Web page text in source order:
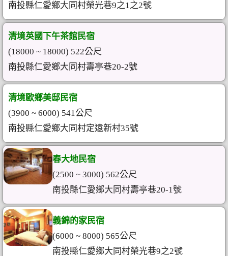
南投縣仁愛鄉大同村榮光巷9之1之2號
清境英國下午茶館民宿
(18000 ~ 18000) 522公尺
南投縣仁愛鄉大同村壽亭巷20-2號
清境歐鄉美邸民宿
(3900 ~ 6000) 541公尺
南投縣仁愛鄉大同村定遠新村35號
春大地民宿
(2500 ~ 3000) 562公尺
南投縣仁愛鄉大同村壽亭巷20-1號
義錦的家民宿
(6000 ~ 8000) 565公尺
南投縣仁愛鄉大同村榮光巷9之2號